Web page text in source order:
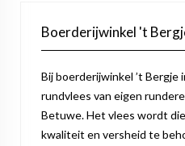
Boerderijwinkel 't
Bij boerderijwinkel ’t
rundvlees van eigen
Betuwe. Het vlees wordt
kwaliteit en versheid te